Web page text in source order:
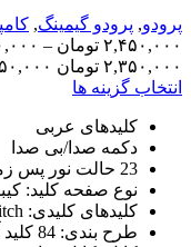
پرودو, پرودو گیمینگ,
۲,۴۵۰,۰۰۰ تومان –
۲,۳۵۰,۰۰۰ تومان through ۲,۴۵۰,۰۰۰ تومان
انتخاب گزینه ها
کلیدهای عربی
دکمه صدا/بی صدا
23 حالت نور پس زمینه
نوع صفحه کلید:
کلیدهای کلیدی: SNK Switch قرمز
طرح بندی: 84 کلید آمریکا + عربی